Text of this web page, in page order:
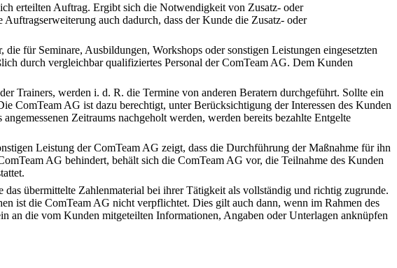
erteilten Auftrag. Ergibt sich die Notwendigkeit von Zusatz- oder
auch dadurch, dass der Kunde die Zusatz- oder
für Seminare, Ausbildungen, Workshops oder sonstigen Leistungen eingesetzten
durch vergleichbar qualifiziertes Personal der ComTeam AG. Dem Kunden
Trainers, werden i. d. R. die Termine von anderen Beratern durchgeführt. Sollte ein
ComTeam AG ist dazu berechtigt, unter Berücksichtigung der Interessen des Kunden
Zeitraums nachgeholt werden, werden bereits bezahlte Entgelte
Leistung der ComTeam AG zeigt, dass die Durchführung der Maßnahme für ihn
AG behindert, behält sich die ComTeam AG vor, die Teilnahme des Kunden
übermittelte Zahlenmaterial bei ihrer Tätigkeit als vollständig und richtig zugrunde.
ist die ComTeam AG nicht verpflichtet. Dies gilt auch dann, wenn im Rahmen des
an die vom Kunden mitgeteilten Informationen, Angaben oder Unterlagen anknüpfen